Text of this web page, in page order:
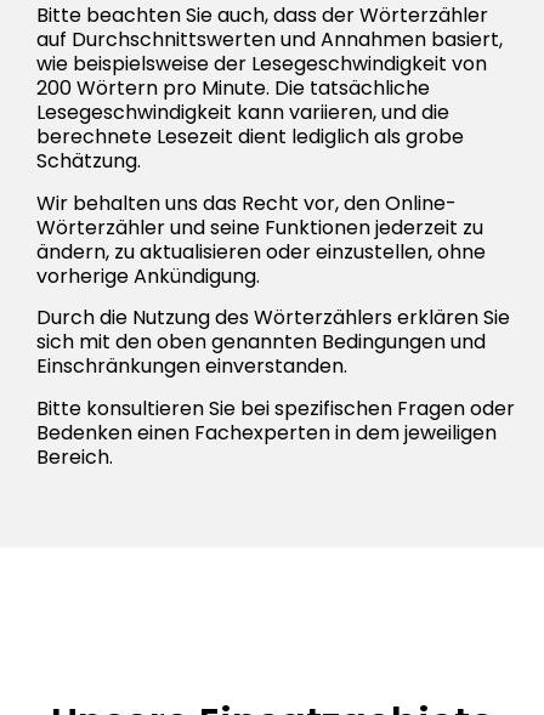
Bitte beachten Sie auch, dass der Wörterzähler
auf Durchschnittswerten und Annahmen basiert,
wie beispielsweise der Lesegeschwindigkeit von
200 Wörtern pro Minute. Die tatsächliche
Lesegeschwindigkeit kann variieren, und die
berechnete Lesezeit dient lediglich als grobe
Schätzung.
Wir behalten uns das Recht vor, den Online-
Wörterzähler und seine Funktionen jederzeit zu
ändern, zu aktualisieren oder einzustellen, ohne
vorherige Ankündigung.
Durch die Nutzung des Wörterzählers erklären Sie
sich mit den oben genannten Bedingungen und
Einschränkungen einverstanden.
Bitte konsultieren Sie bei spezifischen Fragen oder
Bedenken einen Fachexperten in dem jeweiligen
Bereich.